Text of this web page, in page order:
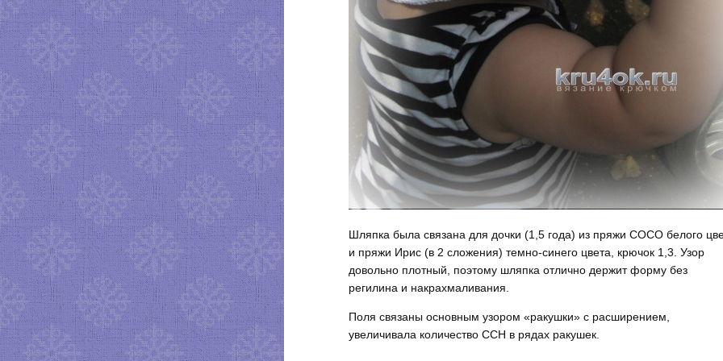
Шляпка была связана для дочки (1,5 года) из пряжи СОСО белого
и пряжи Ирис (в 2 сложения) темно-синего цвета, крючок 1,3. Узор
довольно плотный, поэтому шляпка отлично держит форму без
регилина и накрахмаливания.
Поля связаны основным узором «ракушки» с расширением,
увеличивала количество ССН в рядах ракушек.